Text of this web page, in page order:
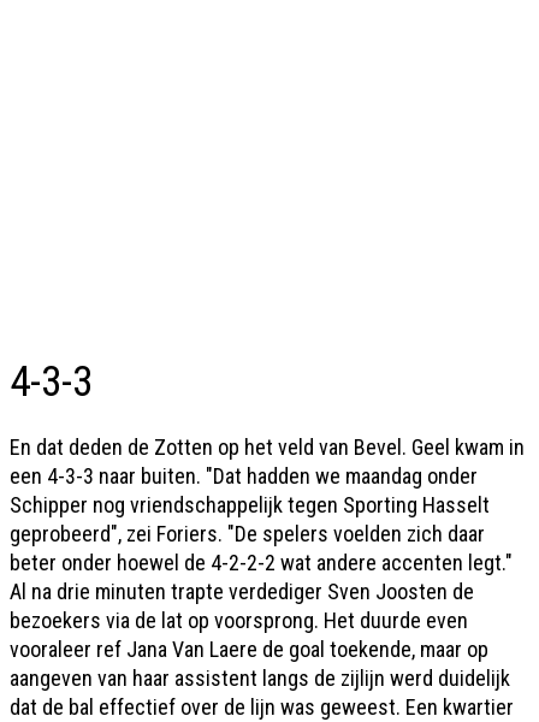
4-3-3
En dat deden de Zotten op het veld van Bevel. Geel kwam in
een 4-3-3 naar buiten. "Dat hadden we maandag onder
Schipper nog vriendschappelijk tegen Sporting Hasselt
geprobeerd", zei Foriers. "De spelers voelden zich daar
beter onder hoewel de 4-2-2-2 wat andere accenten legt."
Al na drie minuten trapte verdediger Sven Joosten de
bezoekers via de lat op voorsprong. Het duurde even
vooraleer ref Jana Van Laere de goal toekende, maar op
aangeven van haar assistent langs de zijlijn werd duidelijk
dat de bal effectief over de lijn was geweest. Een kwartier